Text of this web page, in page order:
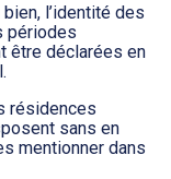
l’identité des
périodes
être déclarées en
résidences
sans en
mentionner dans